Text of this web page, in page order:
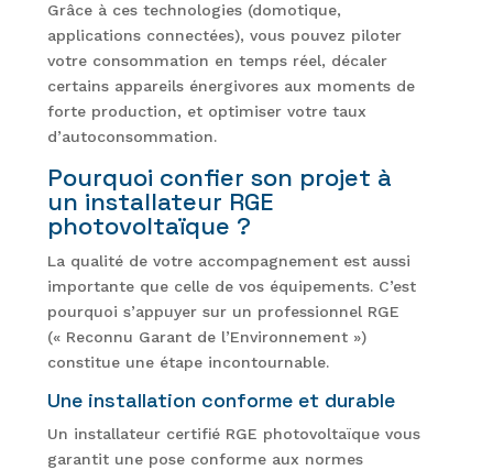
Grâce à ces technologies (domotique,
applications connectées), vous pouvez piloter
votre consommation en temps réel, décaler
certains appareils énergivores aux moments de
forte production, et optimiser votre taux
d’autoconsommation.
Pourquoi confier son projet à
un installateur RGE
photovoltaïque ?
La qualité de votre accompagnement est aussi
importante que celle de vos équipements. C’est
pourquoi s’appuyer sur un professionnel RGE
(« Reconnu Garant de l’Environnement »)
constitue une étape incontournable.
Une installation conforme et durable
Un installateur certifié RGE photovoltaïque vous
garantit une pose conforme aux normes